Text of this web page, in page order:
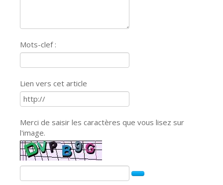
Mots-clef :
Lien vers cet article
Merci de saisir les caractères que vous lisez sur
l'image.